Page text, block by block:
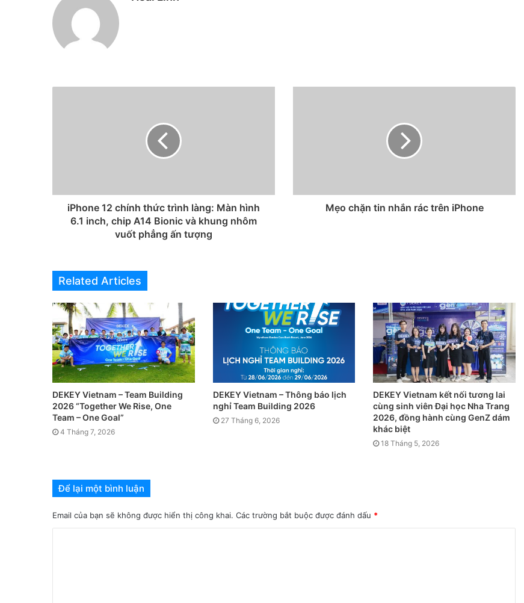
iPhone 12 chính thức trình làng: Màn hình
6.1 inch, chip A14 Bionic và khung nhôm
vuốt phẳng ấn tượng
Mẹo chặn tin nhắn rác trên iPhone
Related Articles
DEKEY Vietnam – Team Building
2026 “Together We Rise, One
Team – One Goal”
4 Tháng 7, 2026
DEKEY Vietnam – Thông báo lịch
nghỉ Team Building 2026
27 Tháng 6, 2026
DEKEY Vietnam kết nối tương lai
cùng sinh viên Đại học Nha Trang
2026, đồng hành cùng GenZ dám
khác biệt
18 Tháng 5, 2026
Để lại một bình luận
Email của bạn sẽ không được hiển thị công khai. Các trường bắt buộc được đánh dấu *